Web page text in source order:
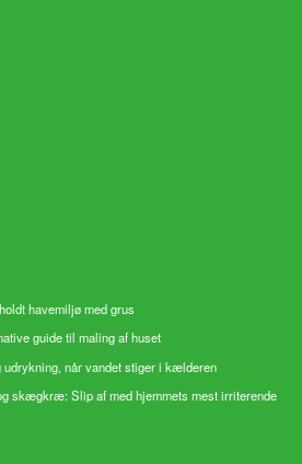
havemiljø med grus
guide til maling af huset
når vandet stiger i kælderen
skægkræ: Slip af med hjemmets mest irriterende